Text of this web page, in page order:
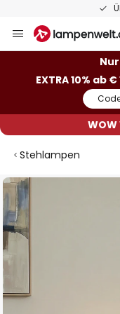
Inhalt
Nur
EXTRA 10% ab
Stehlampen
Zum
Ende
der
Bildgalerie
springen